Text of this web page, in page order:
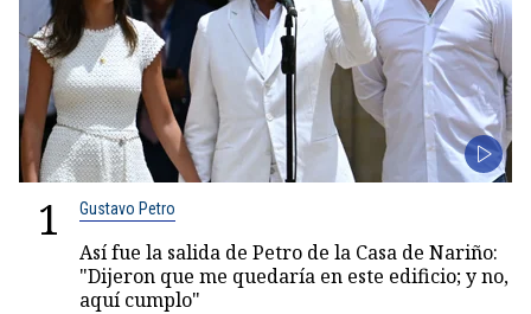
1 Gustavo Petro
Así fue la salida de Petro de la Casa de Nariño:
"Dijeron que me quedaría en este edificio; y no,
aquí cumplo"